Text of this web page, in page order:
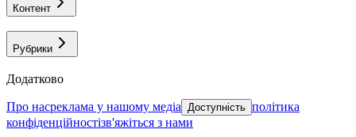
Контент
Рубрики
Додатково
про насреклама у нашому медіа Доступність політика
конфіденційностізв'яжіться з нами